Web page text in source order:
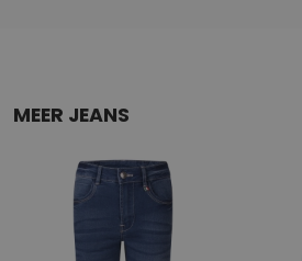
MEER JEANS